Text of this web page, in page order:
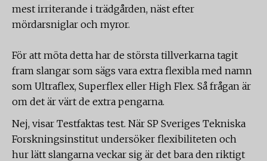
mest irriterande i trädgården, näst efter
mördarsniglar och myror.
För att möta detta har de största tillverkarna tagit
fram slangar som sägs vara extra flexibla med namn
som Ultraflex, Superflex eller High Flex. Så frågan är
om det är värt de extra pengarna.
Nej, visar Testfaktas test. När SP Sveriges Tekniska
Forskningsinstitut undersöker flexibiliteten och
hur lätt slangarna veckar sig är det bara den riktigt